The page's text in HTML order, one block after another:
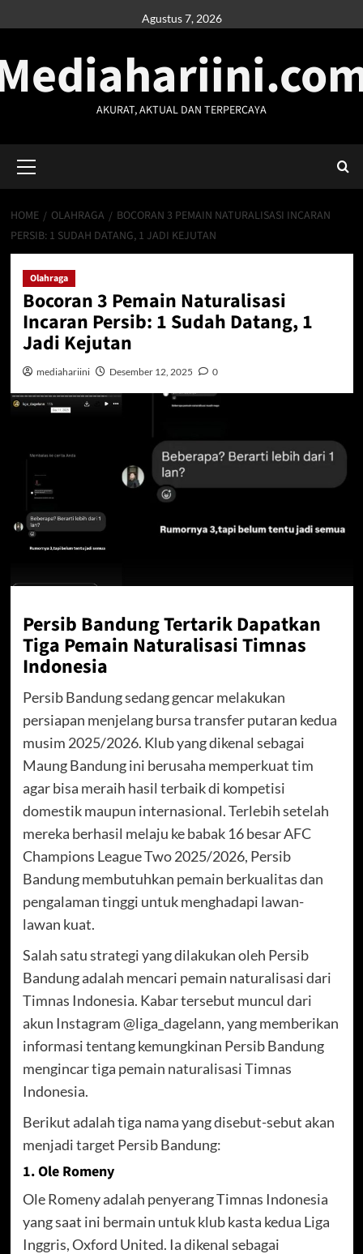
to
Agustus 7, 2026
AKURAT, AKTUAL DAN TERPERCAYA
Menu
HOME OLAHRAGA
BOCORAN 3 PEMAIN NATURALISASI INCARAN
PERSIB: 1 SUDAH DATANG, 1 JADI KEJUTAN
Olahraga
Bocoran 3 Pemain Naturalisasi
Incaran Persib: 1 Sudah Datang, 1
Jadi Kejutan
mediahariini Desember 12, 2025 0
Persib Bandung Tertarik Dapatkan
Tiga Pemain Naturalisasi Timnas
Indonesia
Persib Bandung sedang gencar melakukan
persiapan menjelang bursa transfer putaran kedua
musim 2025/2026. Klub yang dikenal sebagai
Maung Bandung ini berusaha memperkuat tim
agar bisa meraih hasil terbaik di kompetisi
domestik maupun internasional. Terlebih setelah
mereka berhasil melaju ke babak 16 besar AFC
Champions League Two 2025/2026, Persib
Bandung membutuhkan pemain berkualitas dan
pengalaman tinggi untuk menghadapi lawan-
lawan kuat.
Salah satu strategi yang dilakukan oleh Persib
Bandung adalah mencari pemain naturalisasi dari
Timnas Indonesia. Kabar tersebut muncul dari
akun Instagram @liga_dagelann, yang memberikan
informasi tentang kemungkinan Persib Bandung
mengincar tiga pemain naturalisasi Timnas
Indonesia.
Berikut adalah tiga nama yang disebut-sebut akan
menjadi target Persib Bandung:
1. Ole Romeny
Ole Romeny adalah penyerang Timnas Indonesia
yang saat ini bermain untuk klub kasta kedua Liga
Inggris, Oxford United. Ia dikenal sebagai